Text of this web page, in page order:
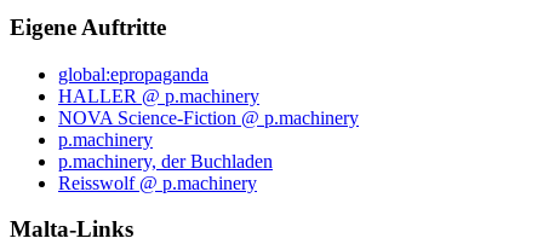
Eigene Auftritte
global:epropaganda
HALLER @ p.machinery
NOVA Science-Fiction @ p.machinery
p.machinery
p.machinery, der Buchladen
Reisswolf @ p.machinery
Malta-Links